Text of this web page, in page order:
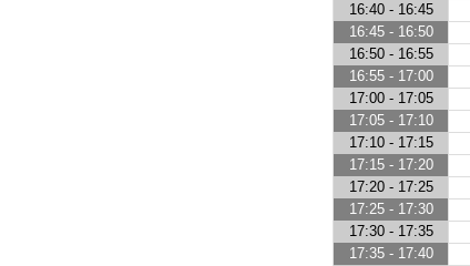
16:40 - 16:45
16:45 - 16:50
16:50 - 16:55
16:55 - 17:00
17:00 - 17:05
17:05 - 17:10
17:10 - 17:15
17:15 - 17:20
17:20 - 17:25
17:25 - 17:30
17:30 - 17:35
17:35 - 17:40